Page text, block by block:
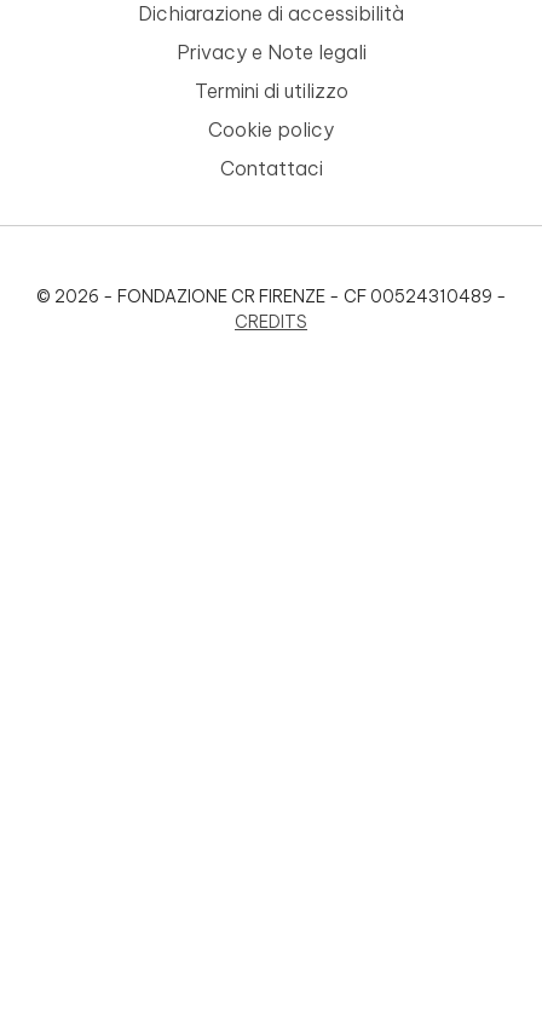
Dichiarazione di accessibilità
Privacy e Note legali
Termini di utilizzo
Cookie policy
Contattaci
© 2026 - FONDAZIONE CR FIRENZE - CF 00524310489 -
CREDITS